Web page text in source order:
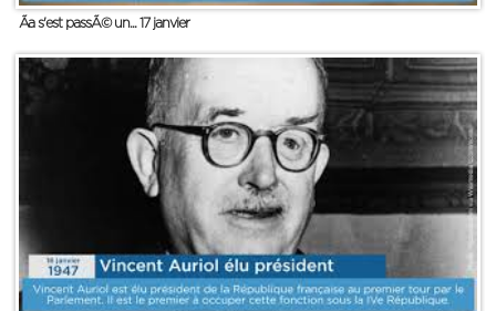
Ãa s'est passÃ© un... 17 janvier